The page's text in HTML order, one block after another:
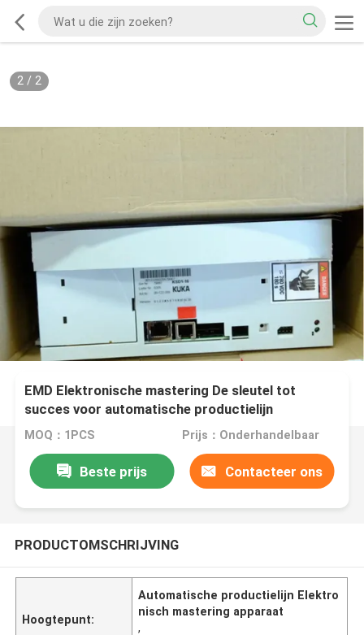
2/ 2
EMD Elektronische mastering De sleutel tot
succes voor automatische productielijn
MOQ：1PCS Prijs：Onderhandelbaar
Beste prijs Contacteer ons
PRODUCTOMSCHRIJVING
Hoogtepunt:
Automatische productielijn Elektro
nisch mastering apparaat
,